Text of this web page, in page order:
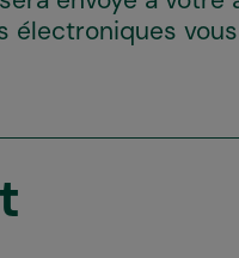
électroniques